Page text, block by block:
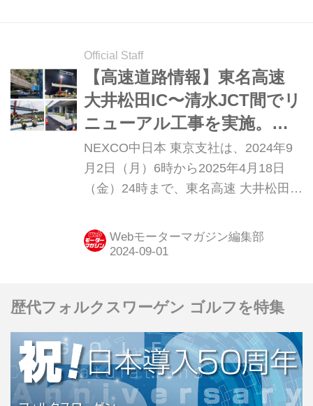
Official Staff
【高速道路情報】東名高速
大井松田IC〜清水JCT間でリ
ニューアル工事を実施。
2025年4月18日までの229日
間
NEXCO中日本 東京支社は、2024年9
月2日（月）6時から2025年4月18日
（金）24時まで、東名高速 大井松田イ
ション（JCT）間（上下線とも）でリ
ニューアル工事を実施する。（タイト
Webモーターマガジン編集部
歴代フォルクスワーゲン ゴルフを特集